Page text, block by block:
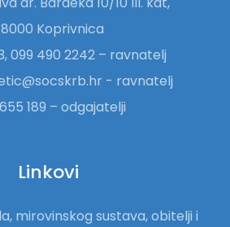
Koprivnica
099 490 2242 – ravnatelj
- ravnatelj
189 – odgajatelji
Linkovi
mirovinskog sustava, obitelji i